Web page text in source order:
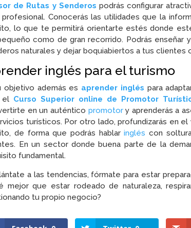
de Rutas y Senderos podrás configurar
profesional. Conocerás las utilidades que la
lo que te permitirá orientarte estés donde
como de gran recorrido. Podrás enseñar
naturales y dejar boquiabiertos a tus clientes
inglés para el turismo
objetivo además es aprender inglés para
el Curso Superior online de Promotor
en un auténtico promotory aprenderás a
turísticos. Por otro lado, profundizarás en
de forma que podrás hablaringlés con
En un sector donde buena parte de la
fundamental.
a las tendencias, fórmate para estar
mejor que estar rodeado de naturaleza,
tu propio negocio?